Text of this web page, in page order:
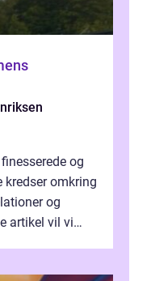
og
kredser omkring
og
artikel vil vi